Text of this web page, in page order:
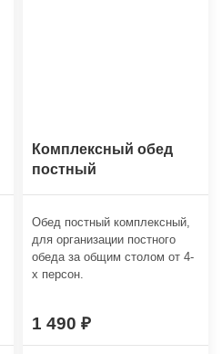
Комплексный обед
постный
Обед постный комплексный,
для организации постного
обеда за общим столом от 4-
х персон.
1 490